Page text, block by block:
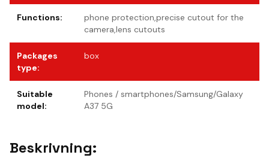
Functions:
phone protection,precise cutout for the
camera,lens cutouts
Packages
type:
box
Suitable
model:
Phones / smartphones/Samsung/Galaxy
A37 5G
Beskrivning: